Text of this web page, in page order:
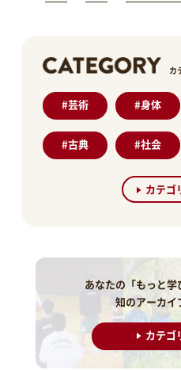
カ
カテゴ
#芸術 #身体
#古典 #社会
あなたの「もっと
知のアーカイ
カテゴ